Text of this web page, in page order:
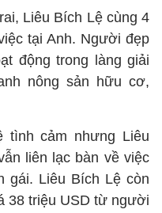
Liêu Bích Lệ cùng 4
tại Anh. Người đẹp
động trong làng giải
nông sản hữu cơ,
tình cảm nhưng Liêu
liên lạc bàn về việc
gái. Liêu Bích Lệ còn
38 triệu USD từ người